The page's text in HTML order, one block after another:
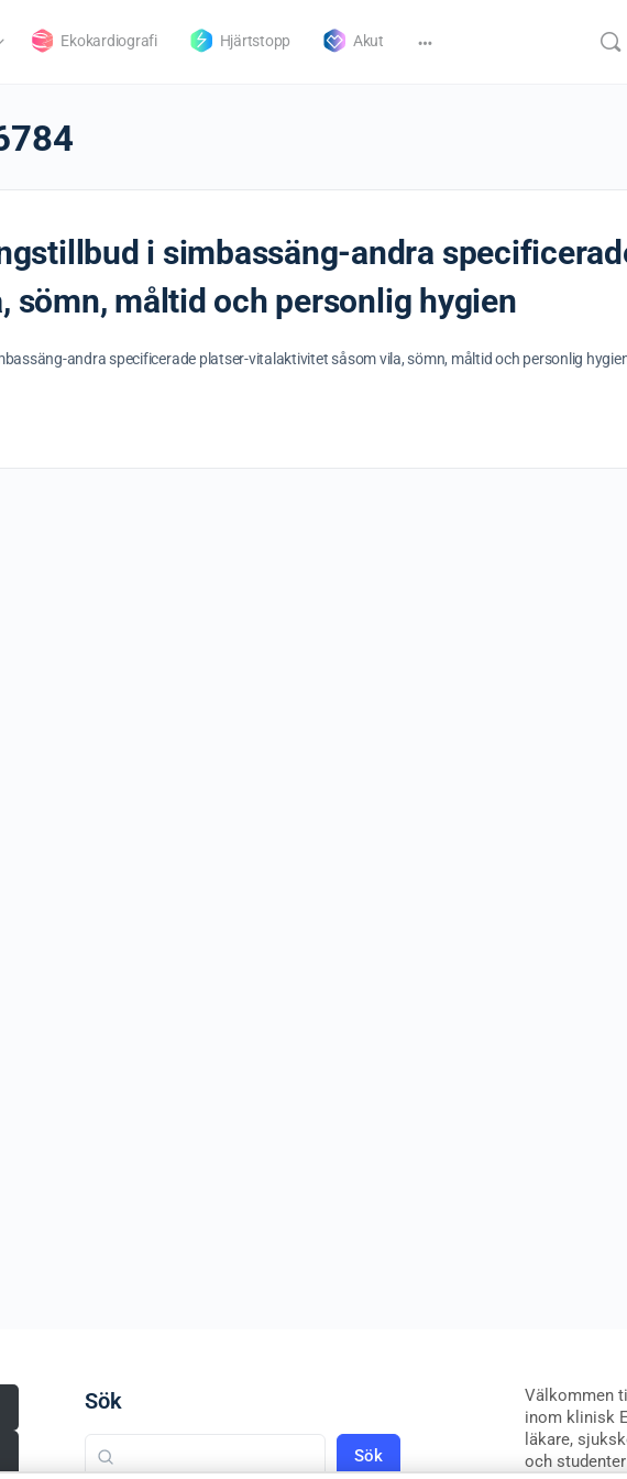
Ekokardiografi Hjärtstopp Akut
i simbassäng-andra
sömn, måltid och personlig hygien
andra specificerade platser-vitalaktivitet såsom vila, sömn, måltid och personlig
Sök
Sök
Välkommen
inom klinisk
läkare,
och